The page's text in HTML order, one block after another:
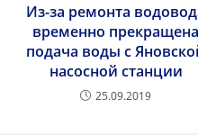
Из-за ремонта
временно прекращена
подача воды с
насосной станции
25.09.2019